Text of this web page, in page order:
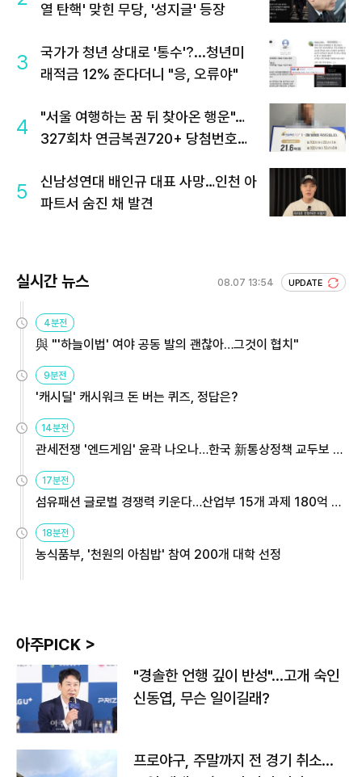
열 탄핵' 맞힌 무당, '성지글' 등장
3
국가가 청년 상대로 '통수'?...청년미
래적금 12% 준다더니 "응, 오류야"
4
"서울 여행하는 꿈 뒤 찾아온 행운"…
327회차 연금복권720+ 당첨번호조
5
신남성연대 배인규 대표 사망…인천 아
파트서 숨진 채 발견
실시간 뉴스 08.07 13:54 UPDATE
4분전
與 "'하늘이법' 여야 공동 발의 괜찮아…그것이 협치"
9분전
'캐시딜' 캐시워크 돈 버는 퀴즈, 정답은?
14분전
관세전쟁 '엔드게임' 윤곽 나오나…한국 新통상정책 교두보 활
17분전
섬유패션 글로벌 경쟁력 키운다…산업부 15개 과제 180억 지
18분전
농식품부, '천원의 아침밥' 참여 200개 대학 선정
아주PICK >
"경솔한 언행 깊이 반성"…고개 숙인
신동엽, 무슨 일이길래?
프로야구, 주말까지 전 경기 취소…